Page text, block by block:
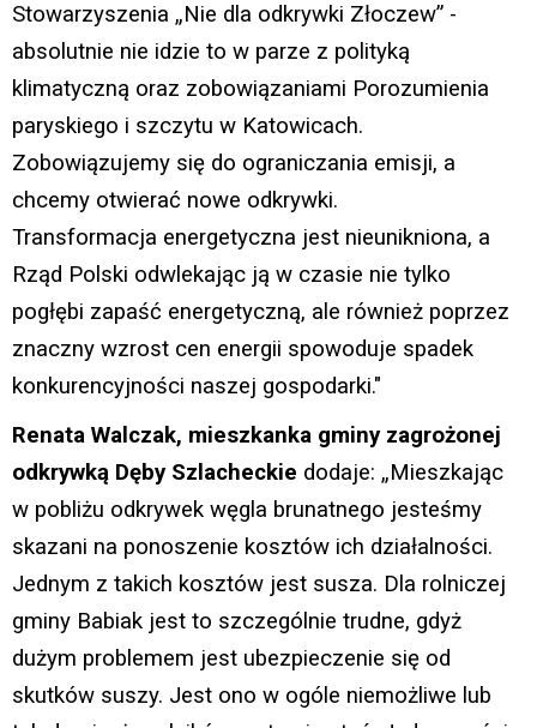
Stowarzyszenia „Nie dla odkrywki Złoczew” -
absolutnie nie idzie to w parze z polityką
klimatyczną oraz zobowiązaniami Porozumienia
paryskiego i szczytu w Katowicach.
Zobowiązujemy się do ograniczania emisji, a
chcemy otwierać nowe odkrywki.
Transformacja energetyczna jest nieunikniona, a
Rząd Polski odwlekając ją w czasie nie tylko
pogłębi zapaść energetyczną, ale również poprzez
znaczny wzrost cen energii spowoduje spadek
konkurencyjności naszej gospodarki."
Renata Walczak, mieszkanka gminy zagrożonej
odkrywką Dęby Szlacheckie dodaje: „Mieszkając
w pobliżu odkrywek węgla brunatnego jesteśmy
skazani na ponoszenie kosztów ich działalności.
Jednym z takich kosztów jest susza. Dla rolniczej
gminy Babiak jest to szczególnie trudne, gdyż
dużym problemem jest ubezpieczenie się od
skutków suszy. Jest ono w ogóle niemożliwe lub